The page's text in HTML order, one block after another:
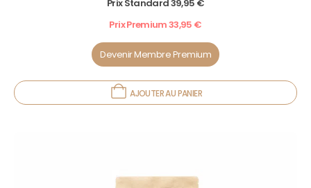
Prix Standard39,95 €
Prix Premium33,95 €
Devenir Membre Premium
AJOUTER AU PANIER